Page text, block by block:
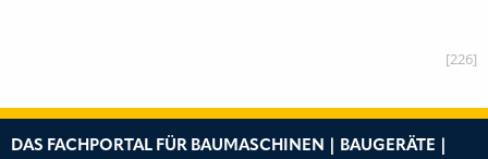
[226]
DAS FACHPORTAL FÜR BAUMASCHINEN | BAUGERÄTE |